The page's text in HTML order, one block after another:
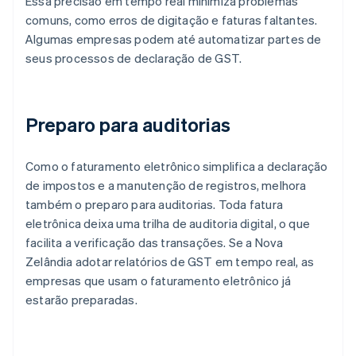
comuns, como erros de digitação e faturas faltantes.
Algumas empresas podem até automatizar partes de
seus processos de declaração de GST.
Preparo para auditorias
Como o faturamento eletrônico simplifica a declaração
de impostos e a manutenção de registros, melhora
também o preparo para auditorias. Toda fatura
eletrônica deixa uma trilha de auditoria digital, o que
facilita a verificação das transações. Se a Nova
Zelândia adotar relatórios de GST em tempo real, as
empresas que usam o faturamento eletrônico já
estarão preparadas.